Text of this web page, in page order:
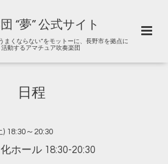
“夢” 公式サイト
まくならない”をモットーに、長野市を拠点に
動するアマチュア吹奏楽団
日程
18:30～20:30
ホール 18:30-20:30